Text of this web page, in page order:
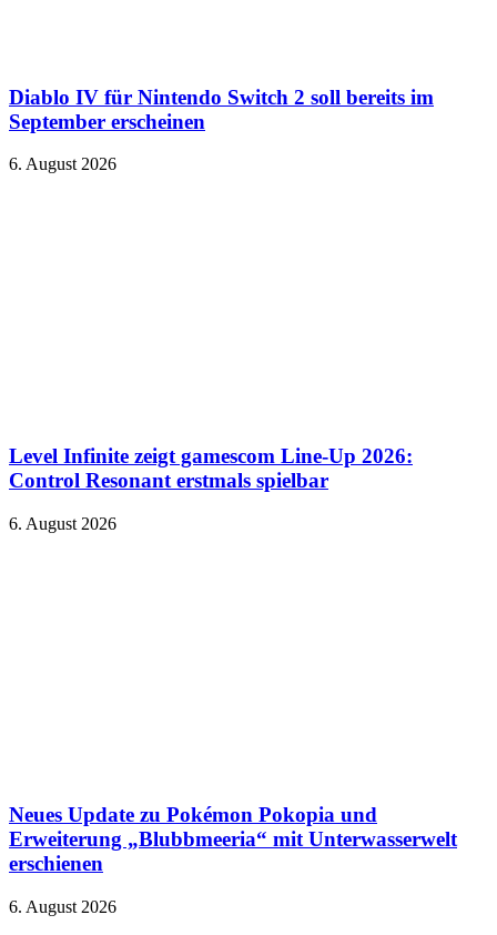
Diablo IV für Nintendo Switch 2 soll bereits im
September erscheinen
6. August 2026
Level Infinite zeigt gamescom Line-Up 2026:
Control Resonant erstmals spielbar
6. August 2026
Neues Update zu Pokémon Pokopia und
Erweiterung „Blubbmeeria“ mit Unterwasserwelt
erschienen
6. August 2026